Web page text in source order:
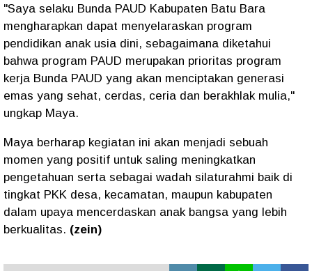
"Saya selaku Bunda PAUD Kabupaten Batu Bara
mengharapkan dapat menyelaraskan program
pendidikan anak usia dini, sebagaimana diketahui
bahwa program PAUD merupakan prioritas program
kerja Bunda PAUD yang akan menciptakan generasi
emas yang sehat, cerdas, ceria dan berakhlak mulia,"
ungkap Maya.
Maya berharap kegiatan ini akan menjadi sebuah
momen yang positif untuk saling meningkatkan
pengetahuan serta sebagai wadah silaturahmi baik di
tingkat PKK desa, kecamatan, maupun kabupaten
dalam upaya mencerdaskan anak bangsa yang lebih
berkualitas. (zein)